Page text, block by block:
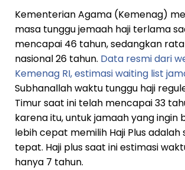
Kementerian Agama (Kemenag)
masa tunggu jemaah haji terlama
mencapai 46 tahun, sedangkan
nasional 26 tahun. Data resmi dari
Kemenag RI, estimasi waiting list
Subhanallah waktu tunggu haji
Timur saat ini telah mencapai 33
karena itu, untuk jamaah yang ingin
lebih cepat memilih Haji Plus adalah
tepat. Haji plus saat ini estimasi
hanya 7 tahun.